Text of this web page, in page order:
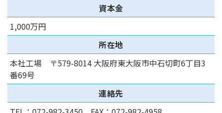
資本金
1,000万円
所在地
本社工場 〒579-8014 大阪府東大阪市中石切町6丁目3
番69号
連絡先